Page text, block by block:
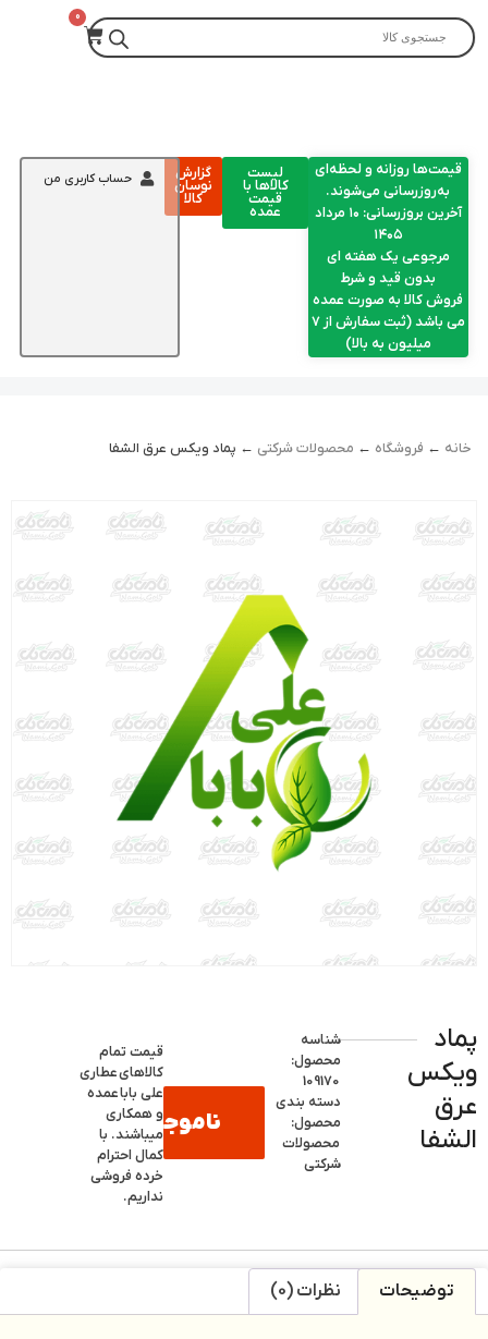
قیمت‌ها روزانه و لحظه‌ای
به‌روزرسانی می‌شوند.
آخرین بروزرسانی: ۱۰ مرداد
۱۴۰۵
مرجوعی یک هفته ای
بدون قید و شرط
فروش کالا به صورت عمده
می باشد (ثبت سفارش از 7
میلیون به بالا)
لیست
کالاها با
قیمت
عمده
گزارش
نوسان
کالا
حساب کاربری من
خانه ← فروشگاه ← محصولات شرکتی ← پماد ویکس عرق الشفا
پماد
ویکس
عرق
الشفا
شناسه
محصول:
دسته بندی
محصول:
محصولات
شرکتی
ناموجود
قیمت تمام
کالاهایعطاری
علی باباعمده
و همکاری
میباشند. با
کمال احترام
خرده فروشی
نداریم.
توضیحات نظرات (0)